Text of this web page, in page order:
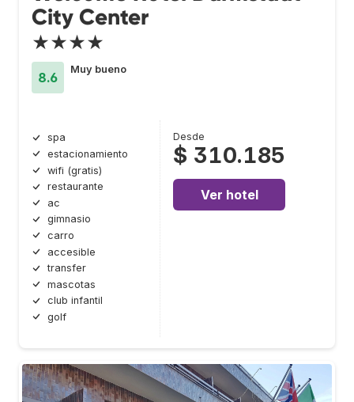
City Center
★★★★
8.6
Muy bueno
spa
estacionamiento
wifi (gratis)
restaurante
ac
gimnasio
carro
accesible
transfer
mascotas
club infantil
golf
Desde
$ 310.185
Ver hotel